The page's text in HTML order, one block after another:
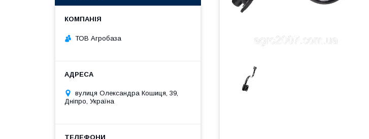
ТОВ Агробаза
вулиця Олександра Кошиця, 39,
Дніпро, Україна